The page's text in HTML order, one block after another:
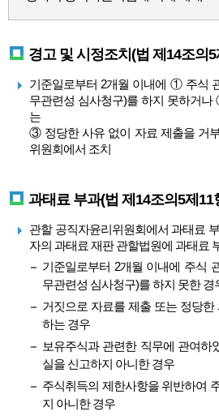
경고 및 시정조치(법 제14조의
기준일로부터 2개월 이내에 ① 주식
무관련성 심사청구)를 하지 못하거
는
③ 정당한 사유 없이 자료 제출을 거
위원회에서 조치
과태료 부과(법 제14조의5제11
관할 공직자윤리위원회에서 과태료
자의 과태료 재판 관할법원에 과태료
기준일로부터 2개월 이내에 주식
무관련성 심사청구)를 하지 못한 경
거짓으로 자료를 제출 또는 정당
하는 경우
보유주식과 관련한 직무에 관여하
실을 신고하지 아니한 경우
주식취득의 제한사항을 위반하여
지 아니한 경우